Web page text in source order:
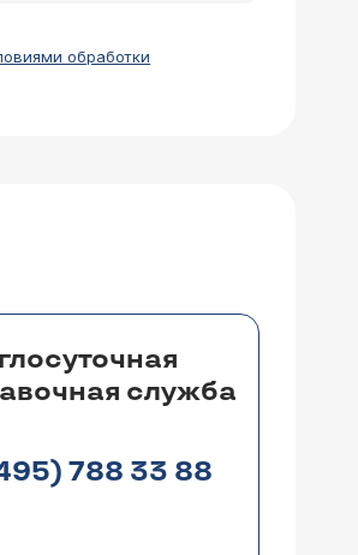
обработки
служба
788 33 88